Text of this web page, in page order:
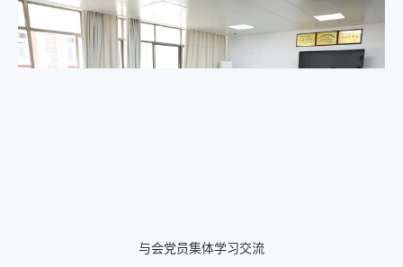
与会党员集体学习交流